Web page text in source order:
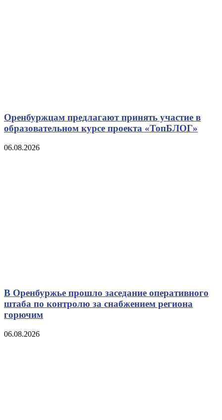
Оренбуржцам предлагают принять участие в
образовательном курсе проекта «ТопБЛОГ»
06.08.2026
В Оренбуржье прошло заседание оперативного
штаба по контролю за снабжением региона
горючим
06.08.2026